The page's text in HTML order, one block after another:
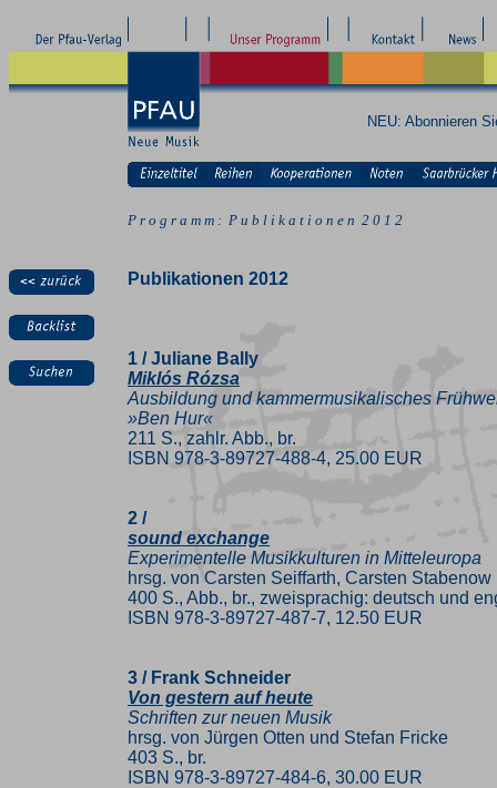
NEU: Abonnieren
P r o g r a m m : P u b l i k a t i o n e n 2 0 1 2
Publikationen 2012
1 / Juliane Bally
Miklós Rózsa
Ausbildung und kammermusikalisches
»Ben Hur«
211 S., zahlr. Abb., br.
ISBN 978-3-89727-488-4, 25.00 EUR
2 /
sound exchange
Experimentelle Musikkulturen in Mitteleuropa
hrsg. von Carsten Seiffarth, Carsten
400 S., Abb., br., zweisprachig: deutsch und
ISBN 978-3-89727-487-7, 12.50 EUR
3 / Frank Schneider
Von gestern auf heute
Schriften zur neuen Musik
hrsg. von Jürgen Otten und Stefan Fricke
403 S., br.
ISBN 978-3-89727-484-6, 30.00 EUR